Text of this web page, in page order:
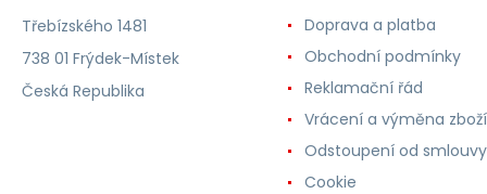
Třebízského 1481
738 01 Frýdek-Místek
Česká Republika
Doprava a platba
Obchodní podmínky
Reklamační řád
Vrácení a výměna zboží
Odstoupení od smlouvy
Cookie